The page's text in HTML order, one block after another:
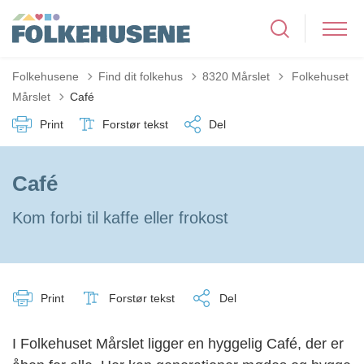
Folkehusene Find dit folkehus 8320 Mårslet Tilbage til
Folkehuset
Mårslet
Café
Print Forstør tekst Del
Café
Kom forbi til kaffe eller frokost
Print Forstør tekst Del
I Folkehuset Mårslet ligger en hyggelig Café, der er